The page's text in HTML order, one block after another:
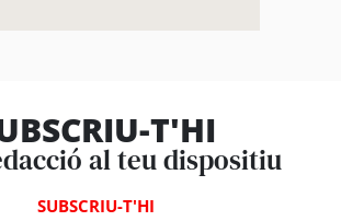
T'HI
al teu dispositiu
SUBSCRIU-T'HI